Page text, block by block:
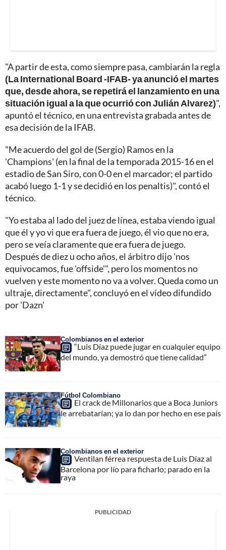
"A partir de esta, como siempre pasa, cambiarán la regla
(La International Board -IFAB- ya anunció el martes
que, desde ahora, se repetirá el lanzamiento en una
situación igual a la que ocurrió con Julián Alvarez)",
apuntó el técnico, en una entrevista grabada antes de
esa decisión de la IFAB.
"Me acuerdo del gol de (Sergio) Ramos en la
'Champions' (en la final de la temporada 2015-16 en el
estadio de San Siro, con 0-0 en el marcador; el partido
acabó luego 1-1 y se decidió en los penaltis)", contó el
técnico.
"Yo estaba al lado del juez de línea, estaba viendo igual
que él y yo vi que era fuera de juego, él vio que no era,
pero se veía claramente que era fuera de juego.
Después de diez u ocho años, el árbitro dijo 'nos
equivocamos, fue 'offside'", pero los momentos no
vuelven y este momento no va a volver. Queda como un
ultraje, directamente", concluyó en el vídeo difundido
por 'Dazn'
Colombianos en el exterior
“Luis Díaz puede jugar en cualquier equipo
del mundo, ya demostró que tiene calidad”
Fútbol Colombiano
El crack de Millonarios que a Boca Juniors
le arrebatarían; ya lo dan por hecho en ese país
Colombianos en el exterior
Ventilan férrea respuesta de Luis Díaz al
Barcelona por lío para ficharlo; parado en la
raya
PUBLICIDAD